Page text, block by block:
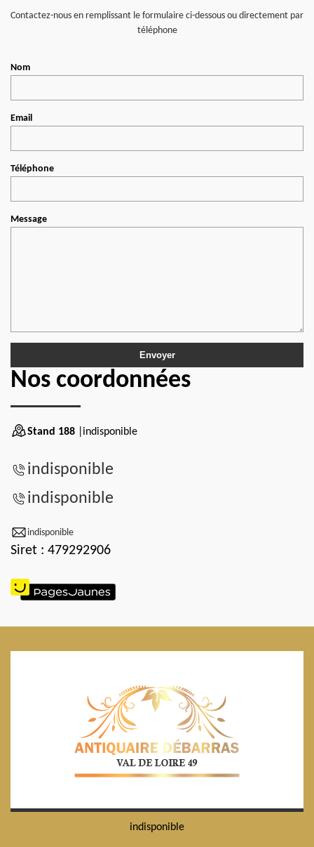
Contactez-nous en remplissant le formulaire ci-dessous ou directement par
téléphone
Nom
Email
Téléphone
Message
Nos coordonnées
Stand 188 |indisponible
indisponible
indisponible
indisponible
Siret : 479292906
indisponible